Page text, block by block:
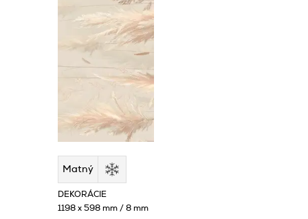
Matný
DEKORÁCIE
1198 x 598 mm / 8 mm